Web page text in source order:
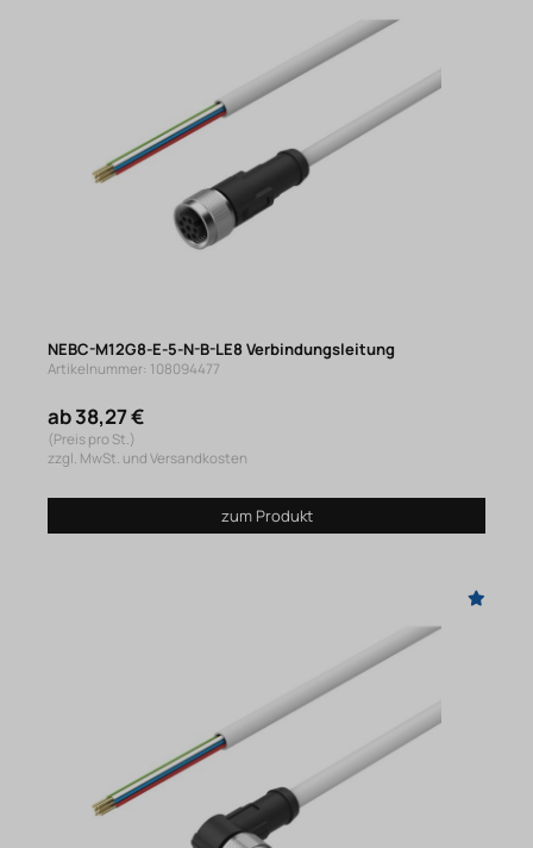
NEBC-M12G8-E-5-N-B-LE8 Verbindungsleitung
Artikelnummer: 108094477
ab 38,27 €
(Preis pro St.)
zzgl. MwSt. und Versandkosten
zum Produkt